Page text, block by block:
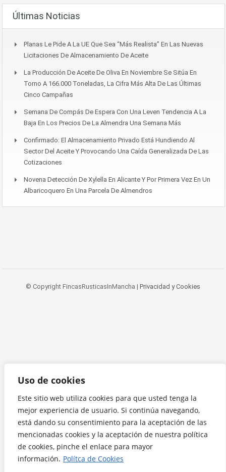
Uso de cookies
Este sitio web utiliza cookies para que usted tenga la
mejor experiencia de usuario. Si continúa navegando,
está dando su consentimiento para la aceptación de las
mencionadas cookies y la aceptación de nuestra política
de cookies, pinche el enlace para mayor
información. Polítca de Cookies
Últimas Noticias
Planas Le Pide A La UE Que Sea “más Realista” En Las Nuevas
Licitaciones De Almacenamiento De Aceite
La Producción De Aceite De Oliva En Noviembre Se Sitúa En
Torno A 166.000 Toneladas, La Cifra Más Alta De Las Últimas
Cinco Campañas
Semana De Compás De Espera Con Una Leven Tendencia A La
Baja En Los Precios De La Almendra Una Semana Más
Confirmado: El Almacenamiento Privado Está Hundiendo Al
Sector Del Aceite Y Provocando Una Caída Generalizada De Las
Cotizaciones
Novena Detección De Xylella En Alicante Y Por Primera Vez En Un
Albaricoquero En Una Parcela De Almendros
© Copyright FincasRusticasInMancha | Privacidad y Cookies